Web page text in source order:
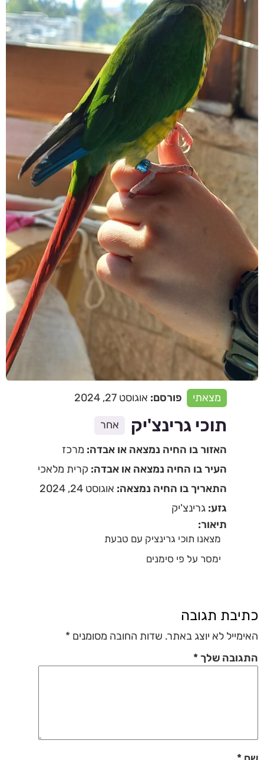
מצאתי פורסם: אוגוסט 27, 2024
תוכי גרינצ'יק
אחר
האזור בו החיה נמצאה או אבדה: מרכז
העיר בו החיה נמצאה או אבדה: קרית מלאכי
התאריך בו החיה נמצאה: אוגוסט 24, 2024
גזע:גרינצ'יק
תיאור:
מצאנו תוכי גרינציק עם טבעת
ימסר על פי סימנים
כתיבת תגובה
האימייל לא יוצג באתר. שדות החובה מסומנים *
התגובה שלך*